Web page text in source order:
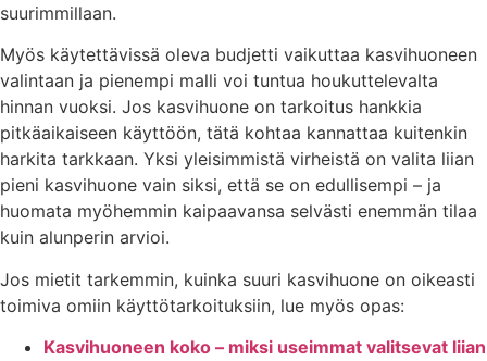
suurimmillaan.
Myös käytettävissä oleva budjetti vaikuttaa kasvihuoneen
valintaan ja pienempi malli voi tuntua houkuttelevalta
hinnan vuoksi. Jos kasvihuone on tarkoitus hankkia
pitkäaikaiseen käyttöön, tätä kohtaa kannattaa kuitenkin
harkita tarkkaan. Yksi yleisimmistä virheistä on valita liian
pieni kasvihuone vain siksi, että se on edullisempi – ja
huomata myöhemmin kaipaavansa selvästi enemmän tilaa
kuin alunperin arvioi.
Jos mietit tarkemmin, kuinka suuri kasvihuone on oikeasti
toimiva omiin käyttötarkoituksiin, lue myös opas:
Kasvihuoneen koko – miksi useimmat valitsevat liian